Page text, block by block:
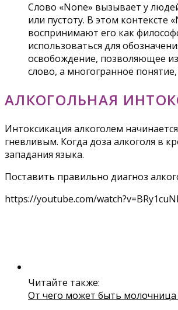
Слово «None» вызывает у
или пустоту. В этом контексте
воспринимают его как
использоваться для
освобождение, позволяющее
слово, а многогранное
АЛКОГОЛЬНАЯ
Интоксикация алкоголем
гневливым. Когда доза алкоголя в
западания языка.
Поставить правильно диагноз
https://youtube.com/
Читайте также:
От чего может быть